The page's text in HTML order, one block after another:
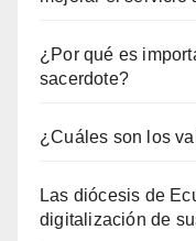
¿Por qué es
sacerdote?
¿Cuáles son los
Las diócesis de
digitalización de